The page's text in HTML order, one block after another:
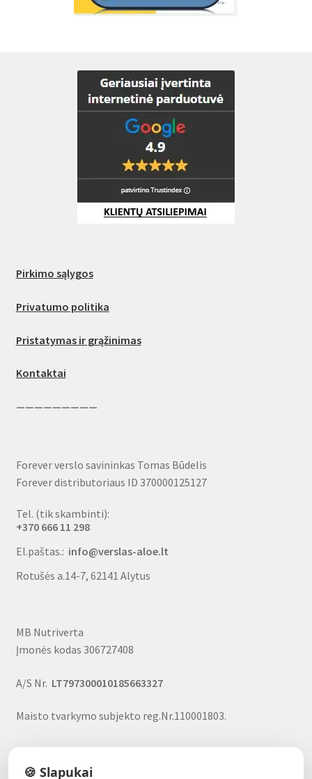
Pirkimo sąlygos
Privatumo politika
Pristatymas ir grąžinimas
Kontaktai
—————————
Forever verslo savininkas Tomas Būdelis
Forever distributoriaus ID 370000125127
Tel. (tik skambinti):
+370 666 11 298
El.paštas.: info@verslas-aloe.lt
Rotušės a.14-7, 62141 Alytus
MB Nutriverta
Įmonės kodas 306727408
A/S Nr. LT797300010185663327
Maisto tvarkymo subjekto reg.Nr.110001803.
🍪 Slapukai